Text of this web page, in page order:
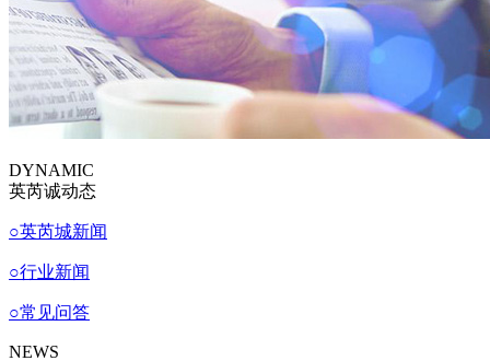
DYNAMIC
英芮诚动态
○英芮城新闻
○行业新闻
○常见问答
NEWS